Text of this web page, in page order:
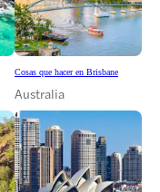
Cosas que hacer en Brisbane
Australia